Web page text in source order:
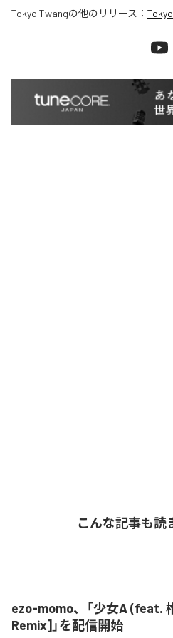
Tokyo Twangの他のリリース：
こんな記事も読
ezo-momo、「少女A (feat.
Remix]」を配信開始